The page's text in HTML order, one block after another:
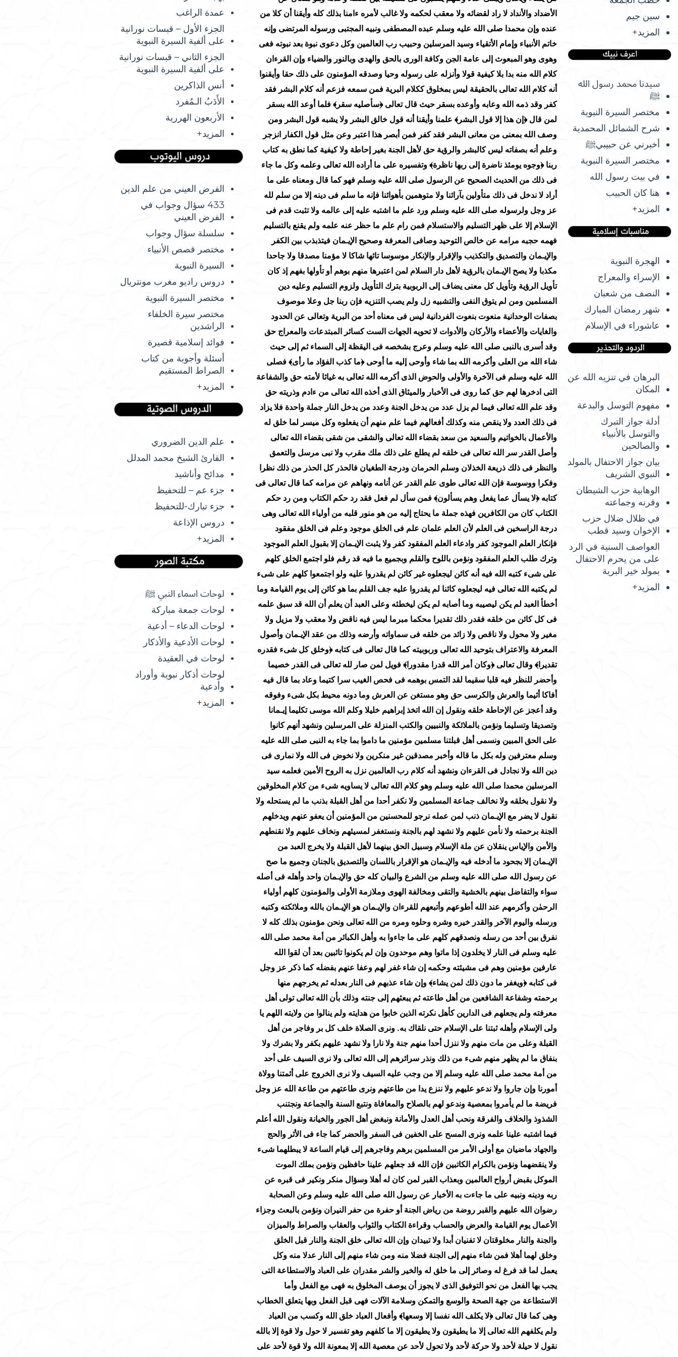
سين جيم
المزيد+
سيدنا محمد رسول الله
ﷺ
مختصر السيرة النبوية
شرح الشمائل المحمدية
أخبرني عن حبيبيﷺ
مختصر السيرة النبوية
في بيت رسول الله
هنا كان الحبيب
المزيد+
الهجرة النبوية
الإسراء والمعراج
النصف من شعبان
شهر رمضان المبارك
عاشوراء في الإسلام
البرهان في تنزيه الله عن
المكان
مفهوم التوسل والبدعة
أدلة جواز التبرك
والتوسل بالأنبياء
والصالحين
بيان جواز الاحتفال بالمولد
النبوي الشريف
الوهابية حزب الشيطان
وقرنه وجماعته
في ظلال ضلال حزب
الإخوان وسيد قطب
العواصف السنية في الرد
على من يحرم الاحتفال
بمولد خير البرية
المزيد+
عمدة الراغب
الجزء الأول – قبسات نورانية
على ألفية السيرة النبوية
الجزء الثاني – قبسات نورانية
على ألفية السيرة النبوية
أنس الذاكرين
الأَدَبُ الـمُفرد
الأربعون الهررية
المزيد+
الفرض العيني من علم الدين
433 سؤال وجواب في
الفرض العيني
سلسلة سؤال وجواب
مختصر قصص الأنبياء
السيرة النبوية
دروس راديو مغرب مونتريال
مختصر السيرة النبوية
مختصر سيرة الخلفاء
الراشدين
فوائد إسلامية قصيرة
أسئلة وأجوبة من كتاب
الصراط المستقيم
المزيد+
علم الدين الضروري
القارئ الشيخ محمد المدلل
مدائح وأناشيد
جزء عم – للتحفيظ
جزء تبارك-للتحفيظ
دروس الإذاعة
المزيد+
لوحات اسماء النبي ﷺ
لوحات جمعة مباركة
لوحات الدعاء – أدعية
لوحات الأدعية والأذكار
لوحات في العقيدة
لوحات أذكار نبوية وأوراد
وأدعية
المزيد+